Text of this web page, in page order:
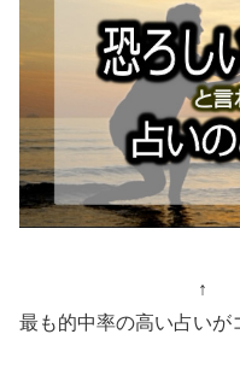
↑
最も的中率の高い占い